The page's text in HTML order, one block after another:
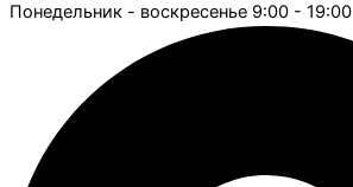
Понедельник - воскресенье 9:00 - 19:00